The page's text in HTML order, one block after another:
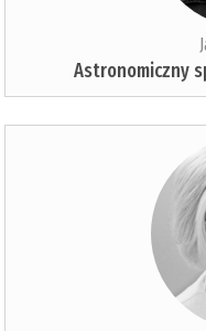
Astronomiczny